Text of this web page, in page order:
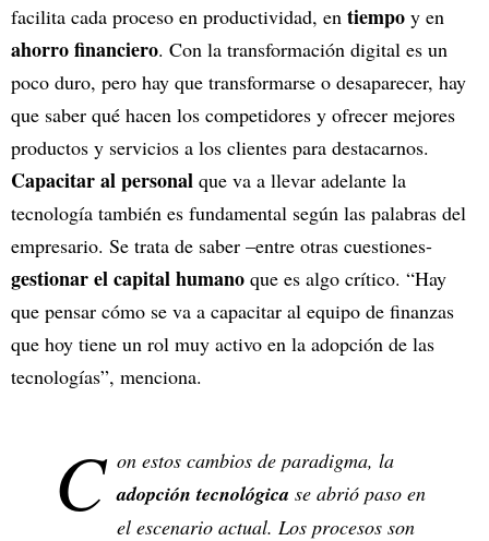
facilita cada proceso en productividad, en tiempo y en
ahorro financiero. Con la transformación digital es un
poco duro, pero hay que transformarse o desaparecer, hay
que saber qué hacen los competidores y ofrecer mejores
productos y servicios a los clientes para destacarnos.
Capacitar al personal que va a llevar adelante la
tecnología también es fundamental según las palabras del
empresario. Se trata de saber –entre otras cuestiones-
gestionar el capital humano que es algo crítico. “Hay
que pensar cómo se va a capacitar al equipo de finanzas
que hoy tiene un rol muy activo en la adopción de las
tecnologías”, menciona.
C on estos cambios de paradigma, la
adopción tecnológica se abrió paso en
el escenario actual. Los procesos son